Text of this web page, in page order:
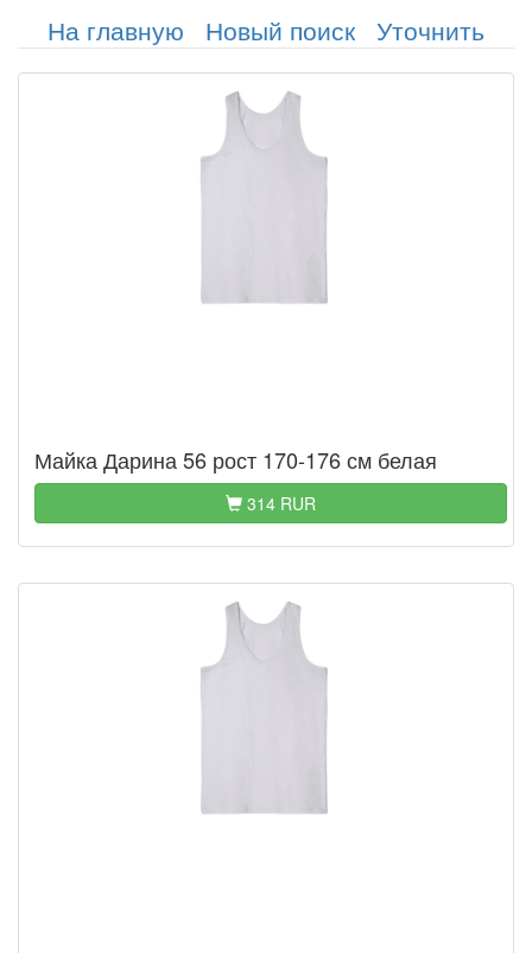
На главную Новый поиск Уточнить
Майка Дарина 56 рост 170-176 см белая
314 RUR